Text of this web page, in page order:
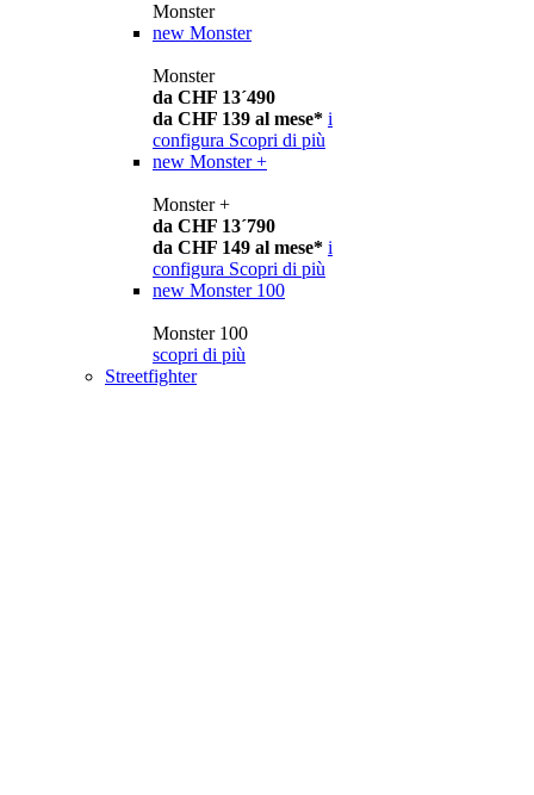
Monster
new Monster
Monster
da CHF 13´490
da CHF 139 al mese* i
configura Scopri di più
new Monster +
Monster +
da CHF 13´790
da CHF 149 al mese* i
configura Scopri di più
new Monster 100
Monster 100
scopri di più
Streetfighter